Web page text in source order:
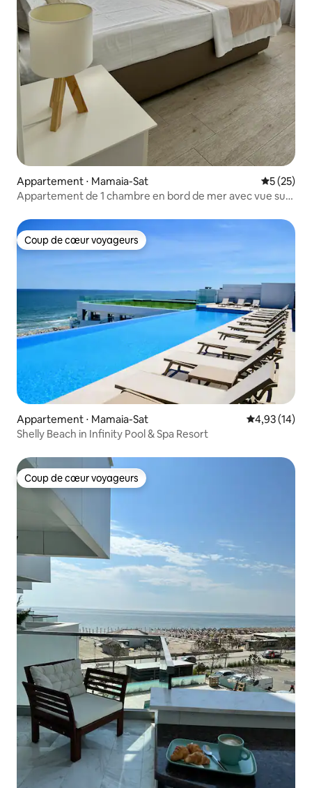
Appartement ⋅ Mamaia-Sat
5 (25)
Appartement de 1 chambre en bord de mer avec vue sur
Coup de cœur voyageurs
Coup de cœur voyageurs
Appartement ⋅ Mamaia-Sat Évaluation
4,93 (14)
Shelly Beach in Infinity Pool & Spa Resort
Coup de cœur voyageurs
Coup de cœur voyageurs